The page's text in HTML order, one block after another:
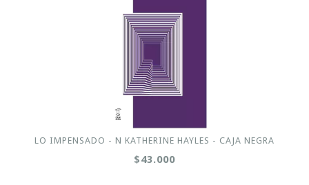
LO IMPENSADO - N KATHERINE HAYLES - CAJA NEGRA
$43.000